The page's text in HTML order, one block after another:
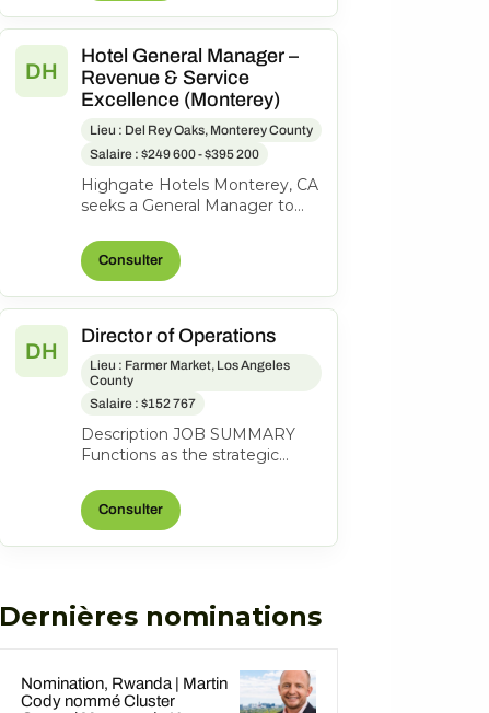
DH
Hotel General Manager –
Revenue & Service
Excellence (Monterey)
Lieu : Del Rey Oaks, Monterey County
Salaire : $249 600 - $395 200
Highgate Hotels Monterey, CA
seeks a General Manager to
profitability through revenue
grow...
Consulter
DH
Director of Operations
Lieu : Farmer Market, Los Angeles
County
Salaire : $152 767
Description JOB SUMMARY
Functions as the strategic
property's Hotel Operations.
Areas of respo...
Consulter
Dernières nominations
Nomination, Rwanda | Martin
Cody nommé Cluster